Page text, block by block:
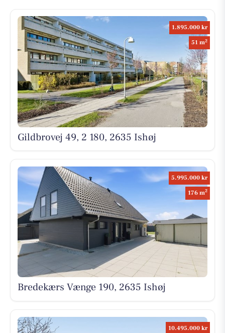
1.895.000 kr
51 m2
Gildbrovej 49, 2 180, 2635 Ishøj
5.995.000 kr
176 m2
Bredekærs Vænge 190, 2635 Ishøj
10.495.000 kr